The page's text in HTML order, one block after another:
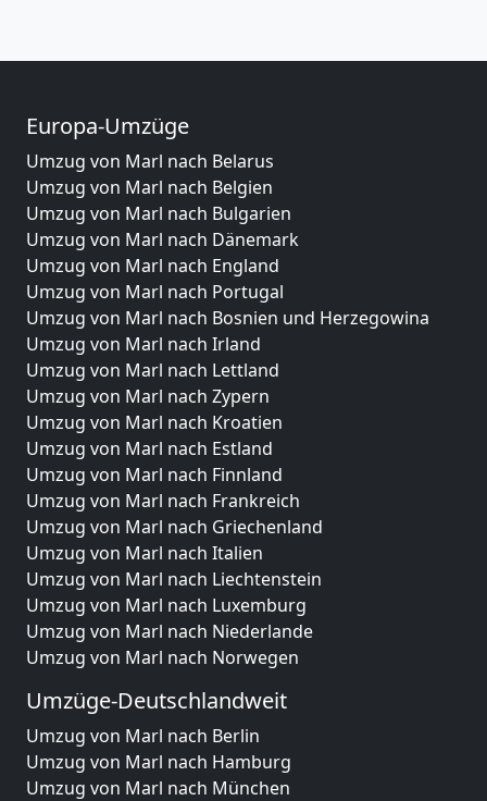
Europa-Umzüge
Umzug von Marl nach Belarus
Umzug von Marl nach Belgien
Umzug von Marl nach Bulgarien
Umzug von Marl nach Dänemark
Umzug von Marl nach England
Umzug von Marl nach Portugal
Umzug von Marl nach Bosnien und Herzegowina
Umzug von Marl nach Irland
Umzug von Marl nach Lettland
Umzug von Marl nach Zypern
Umzug von Marl nach Kroatien
Umzug von Marl nach Estland
Umzug von Marl nach Finnland
Umzug von Marl nach Frankreich
Umzug von Marl nach Griechenland
Umzug von Marl nach Italien
Umzug von Marl nach Liechtenstein
Umzug von Marl nach Luxemburg
Umzug von Marl nach Niederlande
Umzug von Marl nach Norwegen
Umzüge-Deutschlandweit
Umzug von Marl nach Berlin
Umzug von Marl nach Hamburg
Umzug von Marl nach München